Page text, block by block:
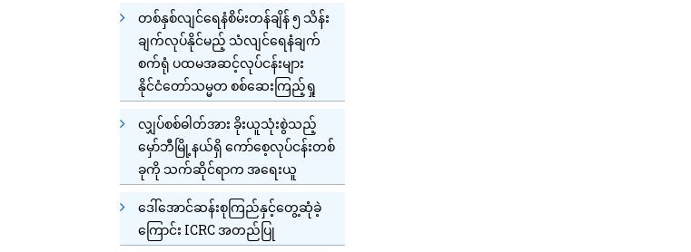
တစ်နှစ်လျင်ရေနံစိမ်းတန်ချိန် ၅ သိန်း
ချက်လုပ်နိုင်မည့် သံလျင်ရေနံချက်
စက်ရုံ ပထမအဆင့်လုပ်ငန်းများ
နိုင်ငံတော်သမ္မတ စစ်ဆေးကြည့်ရှု
လျှပ်စစ်ဓါတ်အား ခိုးယူသုံးစွဲသည့်
မှော်ဘီမြို့နယ်ရှိ ကော်စေ့လုပ်ငန်းတစ်
ခုကို သက်ဆိုင်ရာက အရေးယူ
ဒေါ်အောင်ဆန်းစုကြည်နှင့်တွေ့ဆုံခဲ့
ကြောင်း ICRC အတည်ပြု